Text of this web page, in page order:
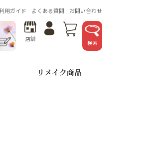
用ガイド よくある質問 お問い合わせ
店舗
検索
リメイク商品